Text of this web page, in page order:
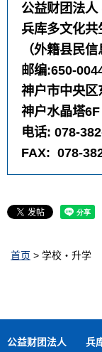
公益财团法人
兵库多文化
（外籍县民信
邮编:650-
神户市中央区
神户水晶塔6F
电话: 078-
FAX: 078-
首页 > 学校・升学
公益财团法人 兵